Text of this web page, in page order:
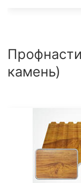
камень)